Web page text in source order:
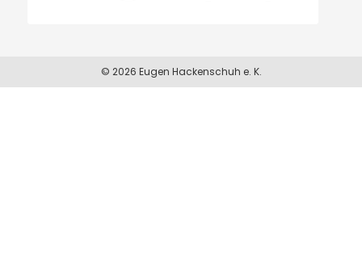
© 2026 Eugen Hackenschuh e. K.